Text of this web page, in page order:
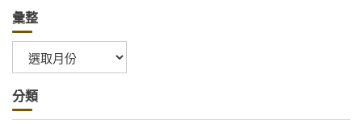
彙整
分類